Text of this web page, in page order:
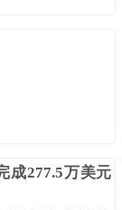
成277.5万美元